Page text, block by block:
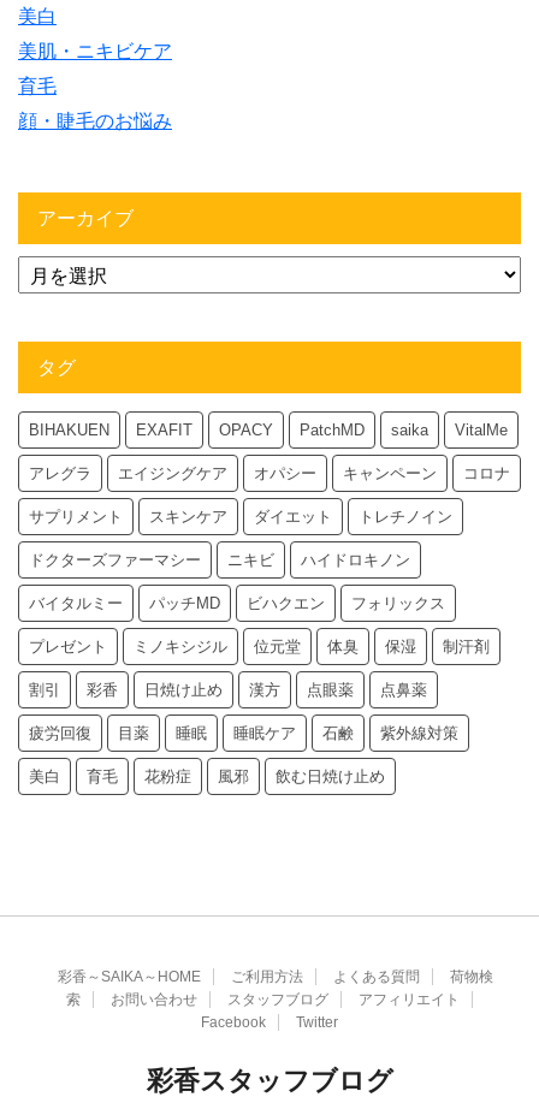
美白
美肌・ニキビケア
育毛
顔・睫毛のお悩み
アーカイブ
タグ
BIHAKUEN EXAFIT OPACY PatchMD saika VitalMe
アレグラ エイジングケア オパシー キャンペーン コロナ
サプリメント スキンケア ダイエット トレチノイン
ドクターズファーマシー ニキビ ハイドロキノン
バイタルミー パッチMD ビハクエン フォリックス
プレゼント ミノキシジル 位元堂 体臭 保湿 制汗剤
割引 彩香 日焼け止め 漢方 点眼薬 点鼻薬
疲労回復 目薬 睡眠 睡眠ケア 石鹸 紫外線対策
美白 育毛 花粉症 風邪 飲む日焼け止め
彩香～SAIKA～HOME ご利用方法 よくある質問
荷物検
索
お問い合わせ スタッフブログ
アフィリエイト
Facebook
Twitter
彩香スタッフブログ